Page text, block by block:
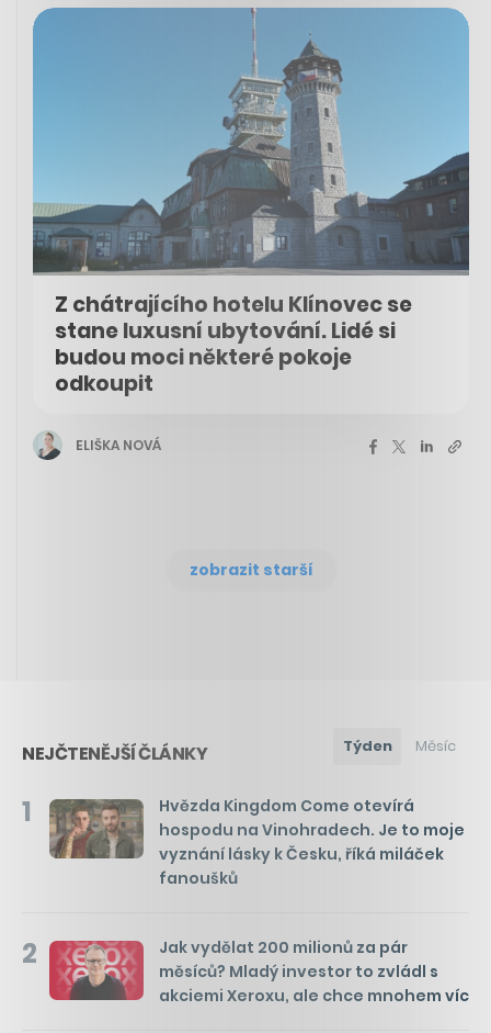
Z chátrajícího hotelu Klínovec se
stane luxusní ubytování. Lidé si
budou moci některé pokoje
odkoupit
ELIŠKA NOVÁ
zobrazit starší
NEJČTENĚJŠÍ ČLÁNKY Týden Měsíc
1
Hvězda Kingdom Come otevírá
hospodu na Vinohradech. Je to moje
vyznání lásky k Česku, říká miláček
fanoušků
2
Jak vydělat 200 milionů za pár
měsíců? Mladý investor to zvládl s
akciemi Xeroxu, ale chce mnohem víc